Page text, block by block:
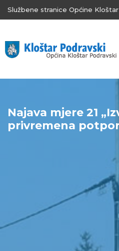
Službene stranice Općine
Najava mjere 21
privremena